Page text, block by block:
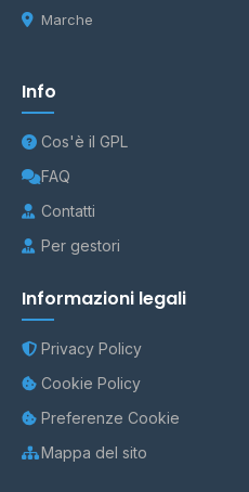
Marche
Info
Cos'è il GPL
FAQ
Contatti
Per gestori
Informazioni legali
Privacy Policy
Cookie Policy
Preferenze Cookie
Mappa del sito